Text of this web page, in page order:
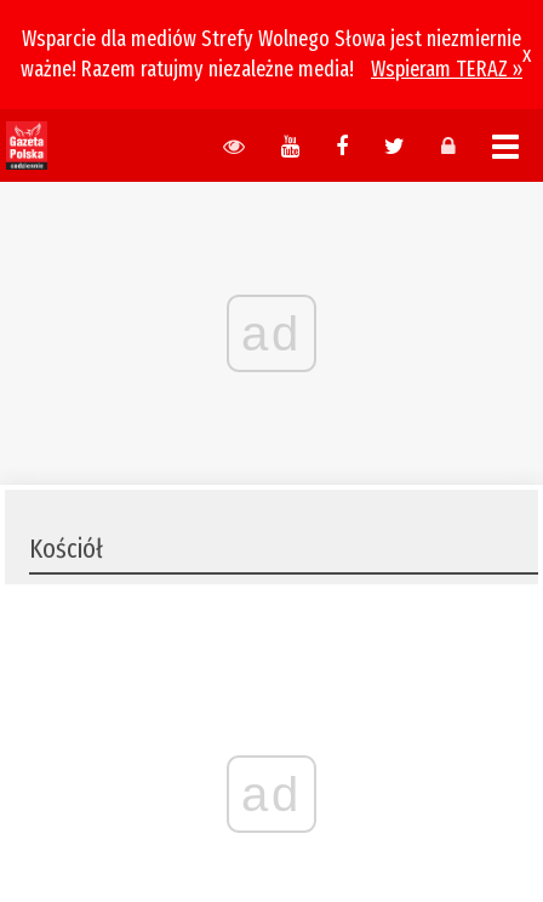
Wsparcie dla mediów Strefy Wolnego Słowa jest niezmiernie
ważne! Razem ratujmy niezależne media!
Wspieram TERAZ »
x
ad
Kościół
ad